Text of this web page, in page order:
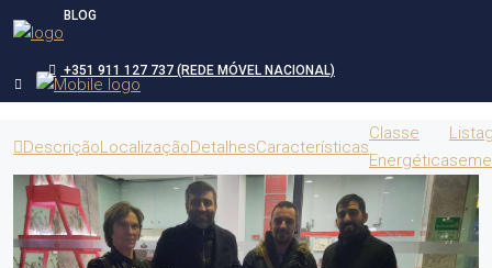
BLOG
+351 911 127 737 (REDE MÓVEL NACIONAL)
DescriçãoLocalizaçãoDetalhesCaracterísticas
Classe
Energética